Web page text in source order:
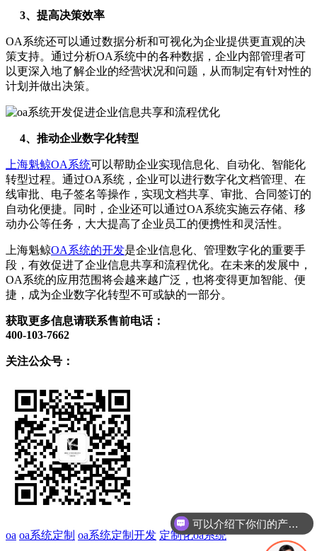
3、提高决策效率
OA系统还可以通过数据分析和可视化为企业提供更直观的决
策支持。通过分析OA系统中的各种数据，企业内部管理者可
以更深入地了解企业的​​经营状况和问题，从而制定有针对性的
计划并做出决策。
4、推动企业数字化转型
上海魁鲸OA系统可以帮助企业实现信息化、自动化、智能化
转型过程。通过OA系统，企业可以进行数字化文档管理、在
线审批、电子签名等操作，实现文档共享、审批、合同签订的
自动化便捷。同时，企业还可以通过OA系统实施云存储、移
动办公等任务，大大提高了企业员工的便携性和灵活性。
上海魁鲸OA系统的开发是企业信息化、管理数字化的重要手
段，有效促进了企业信息共享和流程优化。在未来的发展中，
OA系统的应用范围将会越来越广泛，也将变得更加智能、便
捷，成为企业数字化转型不可或缺的一部分。
获取更多信息请联系售前电话：
400-103-7662
关注公众号：
oa oa系统定制 oa系统定制开发 定制化oa系统
可以介绍下你们的产品么